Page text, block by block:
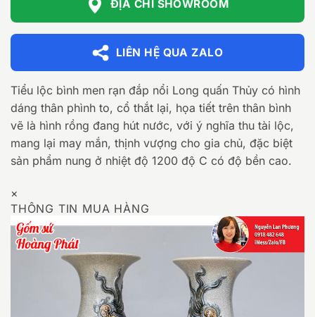
ĐỊA CHỈ SHOWROOM
LIÊN HỆ QUA ZALO
Tiểu lộc bình men rạn đắp nổi Long quấn Thủy có hình
dáng thân phình to, cổ thắt lại, họa tiết trên thân bình
vẽ là hình rồng đang hút nước, với ý nghĩa thu tài lộc,
mang lại may mắn, thịnh vượng cho gia chủ, đặc biệt
sản phẩm nung ở nhiệt độ 1200 độ C có độ bền cao.
×
THÔNG TIN MUA HÀNG